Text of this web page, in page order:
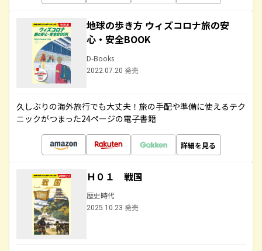
地球の歩き方 ウィズコロナ旅の安
心・安全BOOK
D-Books
2022.07.20 発売
久しぶりの海外旅行でも大丈夫！旅の手配や準備に使えるテク
ニックがつまった24ページの電子書籍
詳細を見る
Ｈ０１ 戦国
歴史時代
2025.10.23 発売